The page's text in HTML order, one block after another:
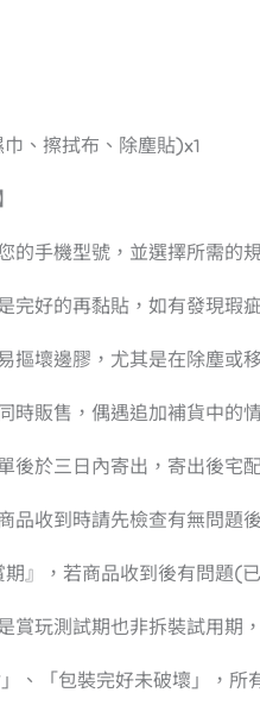
、擦拭布、除塵貼)x1
的手機型號，並選擇所需的
完好的再黏貼，如有發現瑕
摳壞邊膠，尤其是在除塵或
時販售，偶遇追加補貨中的
後於三日內寄出，寄出後宅
品收到時請先檢查有無問題
』，若商品收到後有問題(
賞玩測試期也非拆裝試用期
、「包裝完好未破壞」，所